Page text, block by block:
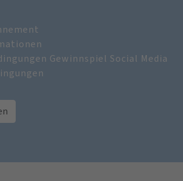
Gewinnspiel Social Media